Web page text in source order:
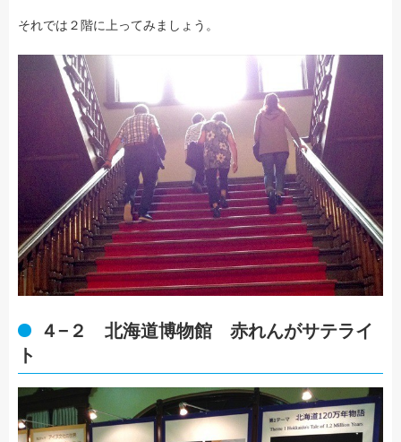
それでは２階に上ってみましょう。
４−２ 北海道博物館 赤れんがサテライ
ト